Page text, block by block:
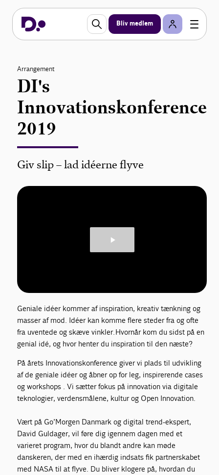
Bliv medlem
Arrangement
DI's
Innovationskonference
2019
Giv slip – lad idéerne flyve
Geniale idéer kommer af inspiration, kreativ tænkning og
masser af mod. Idéer kan komme flere steder fra og ofte
fra uventede og skæve vinkler. Hvornår kom du sidst på en
genial idé, og hvor henter du inspiration til den næste?
På årets Innovationskonference giver vi plads til udvikling
af de geniale idéer og åbner op for leg, inspirerende cases
og workshops . Vi sætter fokus på innovation via digitale
teknologier, verdensmålene, kultur og Open Innovation.
Vært på Go’Morgen Danmark og digital trend-ekspert,
David Guldager, vil føre dig igennem dagen med et
varieret program, hvor du blandt andre kan møde
danskeren, der med en ihærdig indsats fik partnerskabet
med NASA til at flyve. Du bliver klogere på, hvordan du